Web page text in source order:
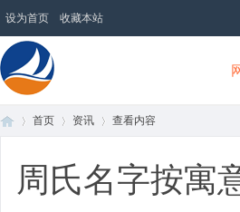
设为首页 收藏本站
18国际商贸网
首页
›
资讯
›
查看内容
周氏名字按寓